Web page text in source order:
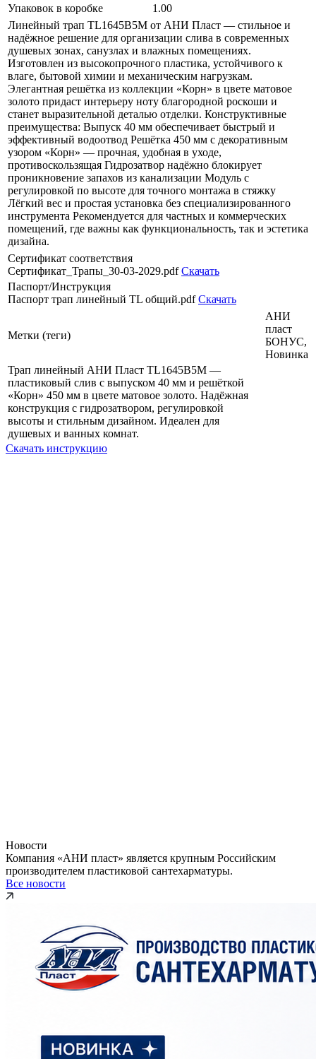
Упаковок в коробке
1.00
Линейный трап TL1645B5M от АНИ Пласт — стильное и
надёжное решение для организации слива в современных
душевых зонах, санузлах и влажных помещениях.
Изготовлен из высокопрочного пластика, устойчивого к
влаге, бытовой химии и механическим нагрузкам.
Элегантная решётка из коллекции «Корн» в цвете матовое
золото придаст интерьеру ноту благородной роскоши и
станет выразительной деталью отделки. Конструктивные
преимущества: Выпуск 40 мм обеспечивает быстрый и
эффективный водоотвод Решётка 450 мм с декоративным
узором «Корн» — прочная, удобная в уходе,
противоскользящая Гидрозатвор надёжно блокирует
проникновение запахов из канализации Модуль с
регулировкой по высоте для точного монтажа в стяжку
Лёгкий вес и простая установка без специализированного
инструмента Рекомендуется для частных и коммерческих
помещений, где важны как функциональность, так и эстетика
дизайна.
Сертификат соответствия
Сертификат_Трапы_30-03-2029.pdfСкачать
Паспорт/Инструкция
Паспорт трап линейный ТL общий.pdfСкачать
Метки (теги)
АНИ
пласт
БОНУС,
Новинка
Трап линейный АНИ Пласт TL1645B5M —
пластиковый слив с выпуском 40 мм и решёткой
«Корн» 450 мм в цвете матовое золото. Надёжная
конструкция с гидрозатвором, регулировкой
высоты и стильным дизайном. Идеален для
душевых и ванных комнат.
Скачать инструкцию
Новости
Компания «АНИ пласт» является крупным Российским
производителем пластиковой сантехарматуры.
Все новости